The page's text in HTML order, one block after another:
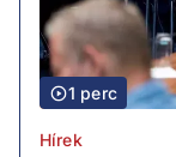
1 perc
Hírek